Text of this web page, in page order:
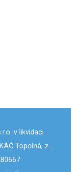
v likvidaci
Topolná, z.…